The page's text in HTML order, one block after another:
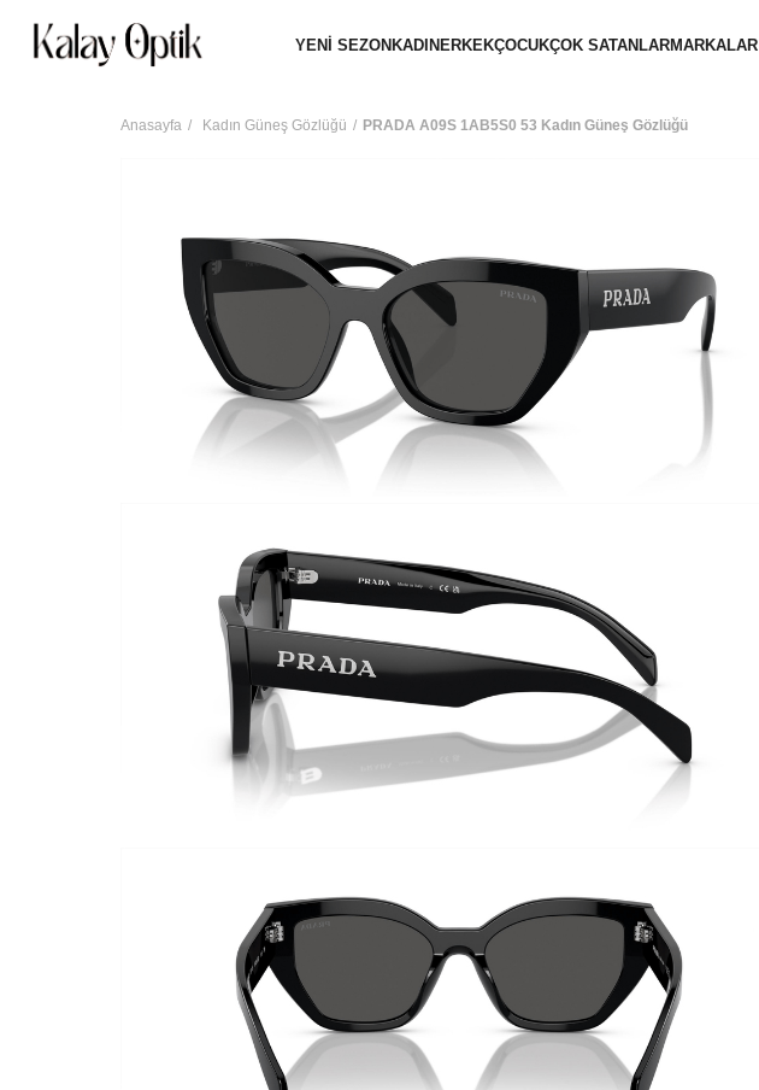
YENİ SEZON KADIN ERKEKÇOCUKÇOK SATANLARMARKALAR
Anasayfa Kadın Güneş Gözlüğü PRADA A09S 1AB5S0 53 Kadın Güneş Gözlüğü